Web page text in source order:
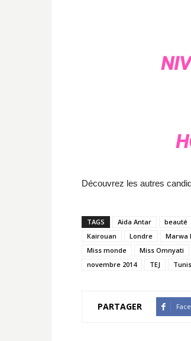
Découvrez les autres
TAGS Aida Antar beauté
Kairouan
Londre Marwa
Miss monde
Miss Omnyati
novembre 2014
TEJ
PARTAGER